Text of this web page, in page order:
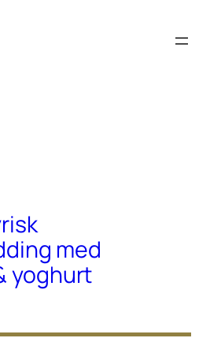
med
yoghurt